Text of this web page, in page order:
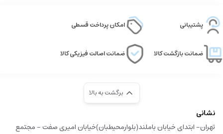
پشتیبانی امکان پرداخت قسطی
ضمانت بازگشت کالا ضمانت اصالت فیزیکی کالا
برگشت به بالا
نشانی
تهران- ابتدای خیابان باملند(بلوارمحیطبان)خیابان امیری صفت - مجتمع